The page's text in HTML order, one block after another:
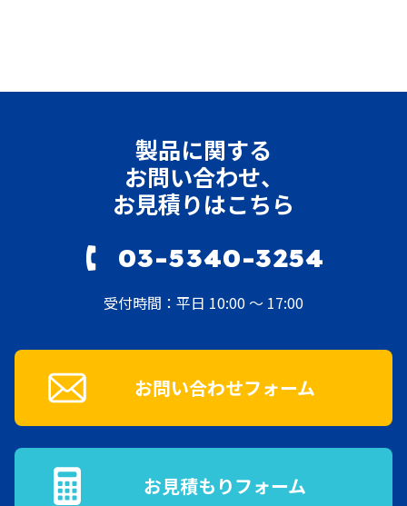
製品に関する
お問い合わせ、
お見積りはこちら
03-5340-3254
受付時間：平日 10:00 ～ 17:00
お問い合わせフォーム
お見積もりフォーム